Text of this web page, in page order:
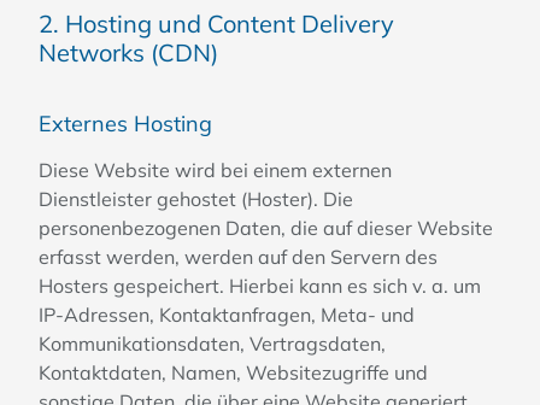
2. Hosting und Content Delivery
Networks (CDN)
Externes Hosting
Diese Website wird bei einem externen
Dienstleister gehostet (Hoster). Die
personenbezogenen Daten, die auf dieser Website
erfasst werden, werden auf den Servern des
Hosters gespeichert. Hierbei kann es sich v. a. um
IP-Adressen, Kontaktanfragen, Meta- und
Kommunikationsdaten, Vertragsdaten,
Kontaktdaten, Namen, Websitezugriffe und